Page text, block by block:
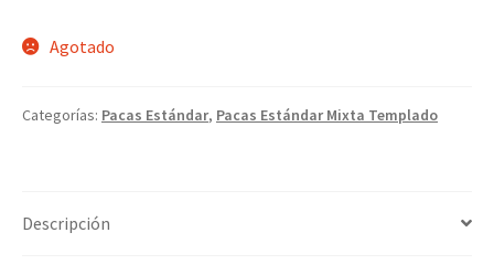
Agotado
Categorías: Pacas Estándar, Pacas Estándar Mixta Templado
Descripción